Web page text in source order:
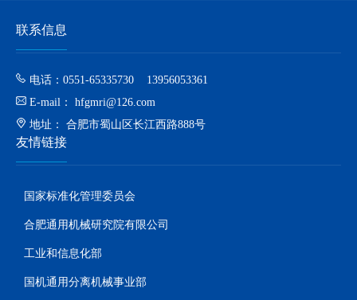
联系信息
电话：0551-65335730 13956053361
E-mail： hfgmri@126.com
地址： 合肥市蜀山区长江西路888号
友情链接
国家标准化管理委员会
合肥通用机械研究院有限公司
工业和信息化部
国机通用分离机械事业部